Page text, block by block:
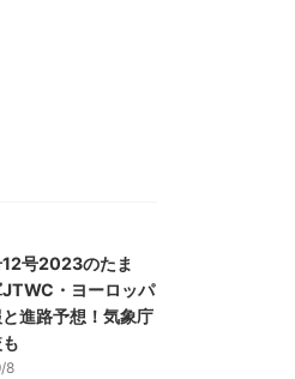
12号2023のたま
JTWC・ヨーロッパ
進路予想！気象庁
8